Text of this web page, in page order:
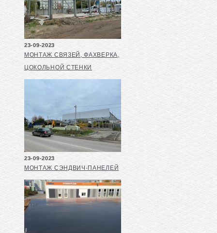
23-09-2023
МОНТАЖ СВЯЗЕЙ, ФАХВЕРКА,
ЦОКОЛЬНОЙ СТЕНКИ
23-09-2023
МОНТАЖ СЭНДВИЧ-ПАНЕЛЕЙ